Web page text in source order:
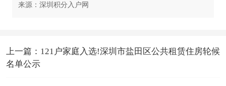
来源：深圳积分入户网
上一篇：121户家庭入选!深圳市盐田区公共租赁住房轮候
名单公示